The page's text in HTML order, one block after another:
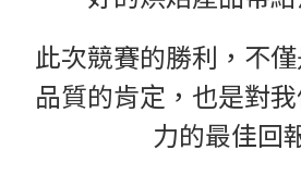
此次競賽的勝利，不
品質的肯定，也是對
力的最佳回